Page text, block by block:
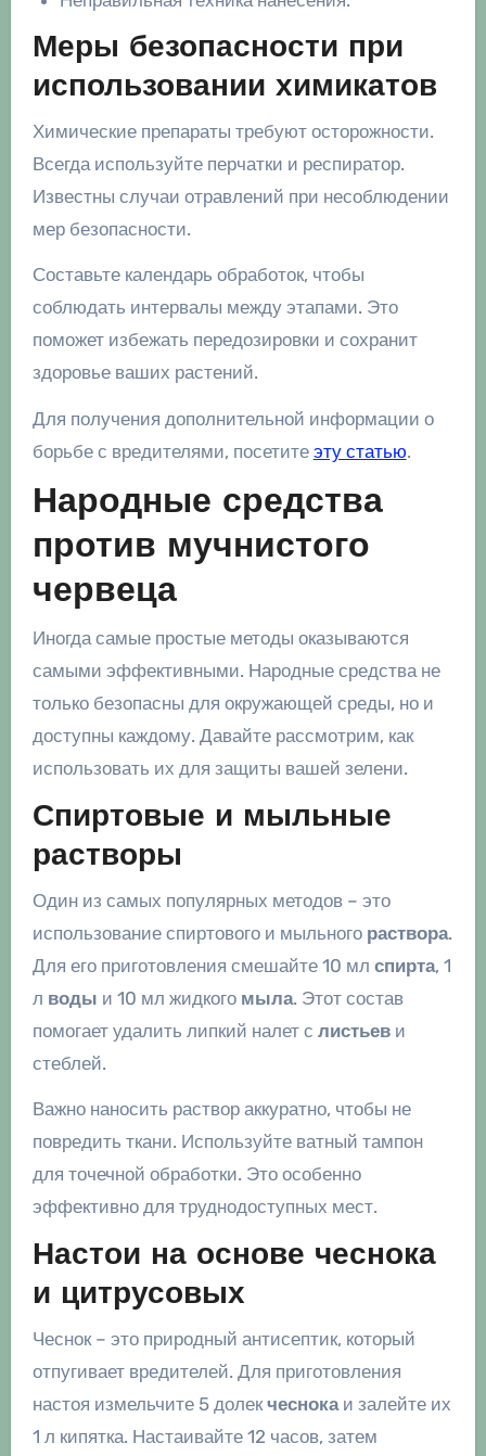
Меры безопасности при
использовании химикатов
Химические препараты требуют осторожности.
Всегда используйте перчатки и респиратор.
Известны случаи отравлений при несоблюдении
мер безопасности.
Составьте календарь обработок, чтобы
соблюдать интервалы между этапами. Это
поможет избежать передозировки и сохранит
здоровье ваших растений.
Для получения дополнительной информации о
борьбе с вредителями, посетите эту статью.
Народные средства
против мучнистого
червеца
Иногда самые простые методы оказываются
самыми эффективными. Народные средства не
только безопасны для окружающей среды, но и
доступны каждому. Давайте рассмотрим, как
использовать их для защиты вашей зелени.
Спиртовые и мыльные
растворы
Один из самых популярных методов – это
использование спиртового и мыльного раствора.
Для его приготовления смешайте 10 мл спирта, 1
л воды и 10 мл жидкого мыла. Этот состав
помогает удалить липкий налет с листьеви
стеблей.
Важно наносить раствор аккуратно, чтобы не
повредить ткани. Используйте ватный тампон
для точечной обработки. Это особенно
эффективно для труднодоступных мест.
Настои на основе чеснока
и цитрусовых
Чеснок – это природный антисептик, который
отпугивает вредителей. Для приготовления
настоя измельчите 5 долек чеснокаи залейте их
1 л кипятка. Настаивайте 12 часов, затем